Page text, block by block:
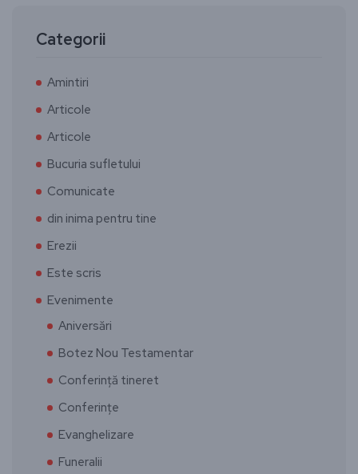
Categorii
Amintiri
Articole
Articole
Bucuria sufletului
Comunicate
din inima pentru tine
Erezii
Este scris
Evenimente
Aniversări
Botez Nou Testamentar
Conferință tineret
Conferințe
Evanghelizare
Funeralii